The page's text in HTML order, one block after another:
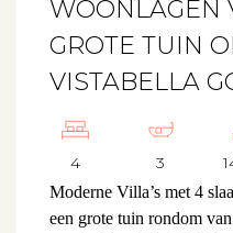
WOONLAGEN
GROTE TUIN
VISTABELLA
4 3
Moderne Villa’s met 4
een grote tuin rondom